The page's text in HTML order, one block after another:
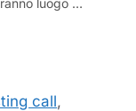
luogo …
call,